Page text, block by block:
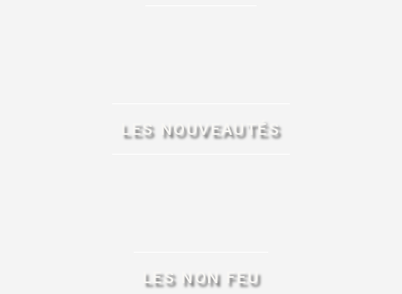
LES NOUVEAUTÉS
LES NON FEU